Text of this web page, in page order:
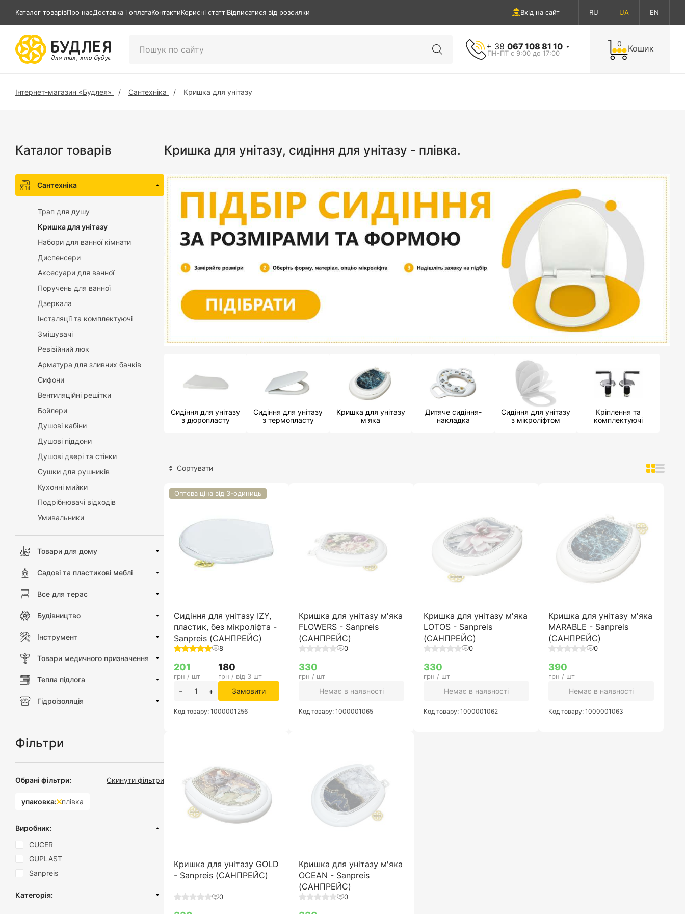
Каталог товарівПро насДоставка і оплатаКонтактиКорисні статтіВідписатися від розсилки Вхід на сайт RU UA EN
+ 38 067 108 81 10
ПН-ПТ с 9:00 до 17:00
0 Кошик
Інтернет-магазин «Будлея» Сантехніка Кришка для унітазу
Каталог товарів
Сантехніка
Трап для душу
Кришка для унітазу
Набори для ванної кімнати
Диспенсери
Аксесуари для ванної
Поручень для ванної
Дзеркала
Інсталяції та комплектуючі
Змішувачі
Ревізійний люк
Арматура для зливних бачків
Сифони
Вентиляційні решітки
Бойлери
Душові кабіни
Душові піддони
Душові двері та стінки
Сушки для рушників
Кухонні мийки
Подрібнювачі відходів
Умивальники
Товари для дому
Садові та пластикові меблі
Все для терас
Будівництво
Інструмент
Товари медичного призначення
Тепла підлога
Гідроізоляція
Фільтри
Обрані фільтри: Скинути фільтри
упаковка: плівка
Виробник:
CUCER
GUPLAST
Sanpreis
Категорія:
Кришка для унітазу, сидіння для унітазу - плівка.
Сидіння для унітазу
з дюропласту
Сидіння для унітазу
з термопласту
Кришка для унітазу
м'яка
Дитяче сидіння-
накладка
Сидіння для унітазу
з мікроліфтом
Кріплення та
комплектуючі
Сортувати
Сидіння для унітазу IZY,
пластик, без мікроліфта -
Sanpreis (САНПРЕЙС)
8
Оптова ціна від 3-одиниць
201
грн / шт
180
грн / від 3 шт
- + Замовити
Код товару: 1000001256
Кришка для унітазу м'яка
FLOWERS - Sanpreis
(САНПРЕЙС)
0
330
грн / шт
Немає в наявності
Код товару: 1000001065
Кришка для унітазу м'яка
LOTOS - Sanpreis
(САНПРЕЙС)
0
330
грн / шт
Немає в наявності
Код товару: 1000001062
Кришка для унітазу м'яка
MARABLE - Sanpreis
(САНПРЕЙС)
0
390
грн / шт
Немає в наявності
Код товару: 1000001063
Кришка для унітазу GOLD
- Sanpreis (САНПРЕЙС)
0
Кришка для унітазу м'яка
OCEAN - Sanpreis
(САНПРЕЙС)
0